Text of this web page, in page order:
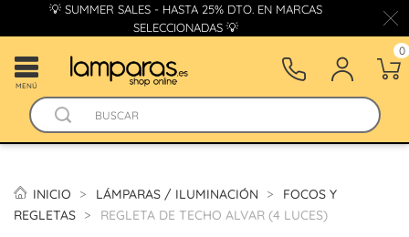
💡 SUMMER SALES - HASTA 25% DTO. EN MARCAS
SELECCIONADAS 💡
MENÚ
0
INICIO LÁMPARAS / ILUMINACIÓN
FOCOS Y
REGLETAS
REGLETA DE TECHO ALVAR (4 LUCES)